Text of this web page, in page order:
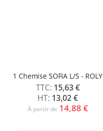
1 Chemise SOFIA L/S - ROLY
15,63 €
13,02 €
À partir de 14,88 €